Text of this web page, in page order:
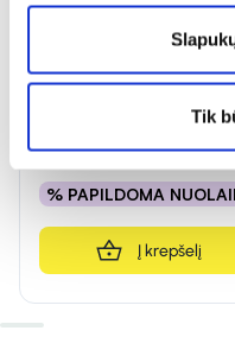
Tik
INGENCARE švirkštas
LOCK, 10 ml, 1 vnt.
0,22 €
% PAPILDOMA
Į krepšelį